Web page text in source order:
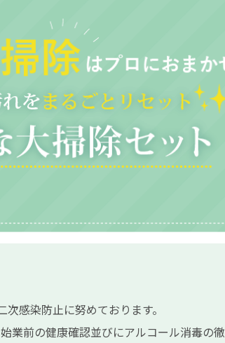
感染防止に努めております。
業前の健康確認並びにアルコール消毒の徹